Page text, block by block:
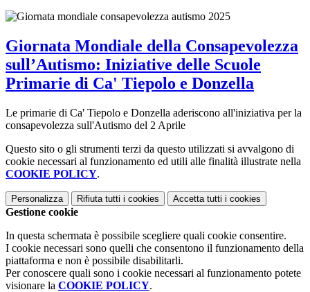
Giornata Mondiale della Consapevolezza
sull’Autismo: Iniziative delle Scuole
Primarie di Ca' Tiepolo e Donzella
Le primarie di Ca' Tiepolo e Donzella aderiscono all'iniziativa per la
consapevolezza sull'Autismo del 2 Aprile
Questo sito o gli strumenti terzi da questo utilizzati si avvalgono di
cookie necessari al funzionamento ed utili alle finalità illustrate nella
COOKIE POLICY.
Personalizza Rifiuta tutti i cookies Accetta tutti i cookies
Gestione cookie
In questa schermata è possibile scegliere quali cookie consentire.
I cookie necessari sono quelli che consentono il funzionamento della
piattaforma e non è possibile disabilitarli.
Per conoscere quali sono i cookie necessari al funzionamento potete
visionare la COOKIE POLICY.